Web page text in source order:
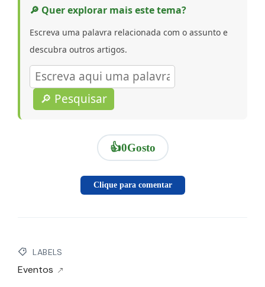
🔎 Quer explorar mais este tema?
Escreva uma palavra relacionada com o assunto e
descubra outros artigos.
🔎 Pesquisar
👍0Gosto
Clique para comentar
LABELS
Eventos